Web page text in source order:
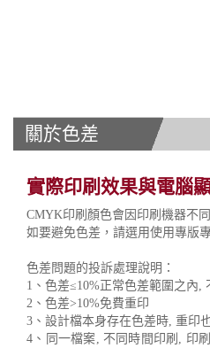
關於色差
實際印刷效果與電腦
CMYK印刷顏色會因印刷機器不
如要避免色差，請選用使用專版專
色差問題的投訴處理說明：
1、色差≤10%正常色差範圍之內,
2、色差>10%免費重印
3、設計檔本身存在色差時, 重印
4、同一檔案, 不同時間印刷, 印